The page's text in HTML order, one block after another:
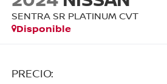
SENTRA SR PLATINUM CVT
Disponible
PRECIO: